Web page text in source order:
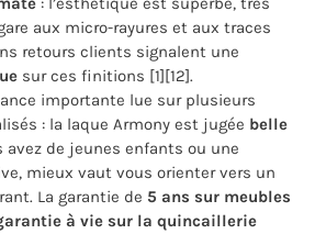
aux micro-rayures et aux traces
retours clients signalent une
sur ces finitions [1][12].
importante lue sur plusieurs
: la laque Armony est jugée belle
avez de jeunes enfants ou une
mieux vaut vous orienter vers un
La garantie de 5 ans sur meubles
à vie sur la quincaillerie